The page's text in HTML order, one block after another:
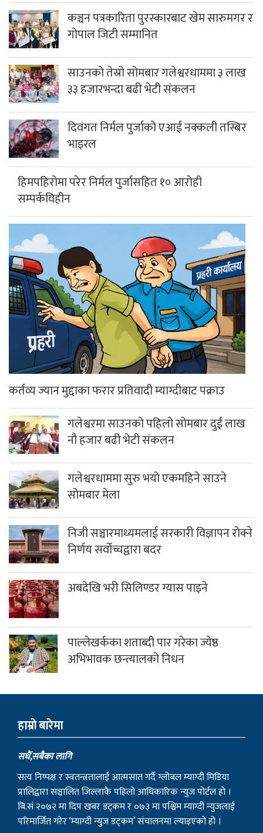
कञ्चन पत्रकारिता पुरस्कारबाट खेम सारुमगर र
गोपाल जिटी सम्मानित
साउनको तेस्रो सोमबार गलेश्वरधाममा ३ लाख
३३ हजारभन्दा बढी भेटी संकलन
दिवंगत निर्मल पुर्जाको एआई नक्कली तस्बिर
भाइरल
हिमपहिरोमा परेर निर्मल पुर्जासहित १० आरोही
सम्पर्कविहीन
कर्तव्य ज्यान मुद्दाका फरार प्रतिवादी म्याग्दीबाट पक्राउ
गलेश्वरमा साउनको पहिलो सोमबार दुई लाख
नौ हजार बढी भेटी संकलन
गलेश्वरधाममा सुरु भयो एकमहिने साउने
सोमबार मेला
निजी सञ्चारमाध्यमलाई सरकारी विज्ञापन रोक्ने
निर्णय सर्वोच्चद्वारा बदर
अबदेखि भरी सिलिण्डर ग्यास पाइने
पाल्लेखर्कका शताब्दी पार गरेका ज्येष्ठ
अभिभावक छन्त्यालको निधन
हाम्राे बारेमा
सधैं,सबैका लागि
सत्य निष्पक्ष र स्वतन्त्रतालाई आत्मसात गर्दै ग्लोबल म्याग्दी मिडिया
प्रालिद्वारा सञ्चालित जिल्लाकै पहिलो आधिकारिक न्युज पोर्टल हो ।
बि.सं २०७२ मा दिप खबर डट्कम र ०७३ मा पश्चिम म्याग्दी न्युजलाई
परिमार्जित गरेर ‘म्याग्दी न्युज डट्कम’ संचालनमा ल्याइएको हो ।